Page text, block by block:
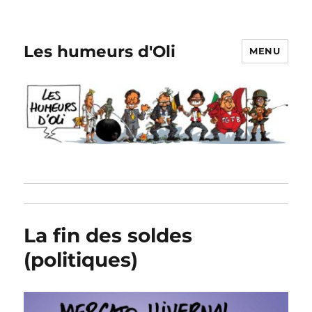
Les humeurs d'Oli MENU
La fin des soldes
(politiques)